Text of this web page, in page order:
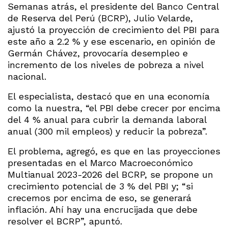
Semanas atrás, el presidente del Banco Central
de Reserva del Perú (BCRP), Julio Velarde,
ajustó la proyección de crecimiento del PBI para
este año a 2.2 % y ese escenario, en opinión de
Germán Chávez, provocaría desempleo e
incremento de los niveles de pobreza a nivel
nacional.
El especialista, destacó que en una economía
como la nuestra, “el PBI debe crecer por encima
del 4 % anual para cubrir la demanda laboral
anual (300 mil empleos) y reducir la pobreza”.
El problema, agregó, es que en las proyecciones
presentadas en el Marco Macroeconómico
Multianual 2023-2026 del BCRP, se propone un
crecimiento potencial de 3 % del PBI y; “si
crecemos por encima de eso, se generará
inflación. Ahí hay una encrucijada que debe
resolver el BCRP”, apuntó.